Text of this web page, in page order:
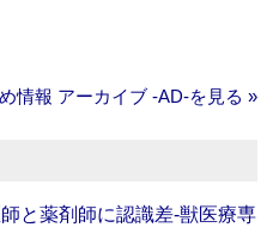
情報 アーカイブ ‐AD‐を見る »
と薬剤師に認識差‐獣医療専